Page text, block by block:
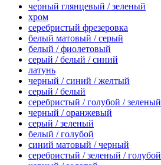
черный глянцевый / зеленый
хром
серебристый фрезеровка
белый матовый / серый
белый / фиолетовый
серый / белый / синий
латунь
черный / синий / желтый
серый / белый
серебристый / голубой / зеленый
черный / оранжевый
серый / зеленый
белый / голубой
синий матовый / черный
серебристый / зеленый / голубой